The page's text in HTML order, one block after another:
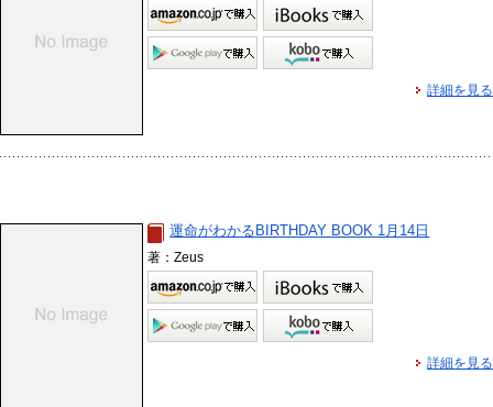
詳細を見る
運命がわかるBIRTHDAY BOOK 1月14日
著：Zeus
詳細を見る